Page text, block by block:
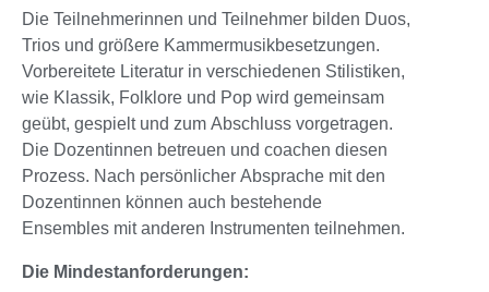
Die Teilnehmerinnen und Teilnehmer bilden Duos,
Trios und größere Kammermusikbesetzungen.
Vorbereitete Literatur in verschiedenen Stilistiken,
wie Klassik, Folklore und Pop wird gemeinsam
geübt, gespielt und zum Abschluss vorgetragen.
Die Dozentinnen betreuen und coachen diesen
Prozess. Nach persönlicher Absprache mit den
Dozentinnen können auch bestehende
Ensembles mit anderen Instrumenten teilnehmen.
Die Mindestanforderungen: